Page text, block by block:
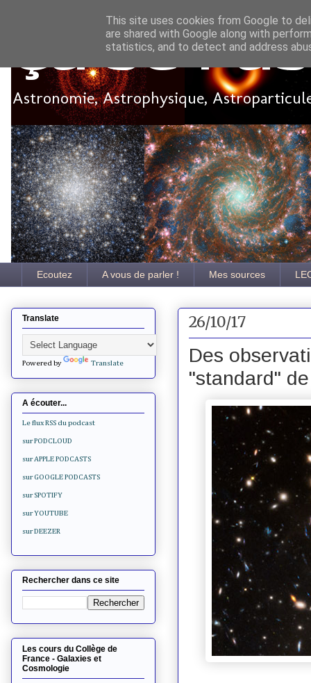
Ça se
Astronomie, Astrophysique,
Ecoutez A vous de parler ! Mes sources
26/10/17
Des
"standard"
Translate
Powered by Translate
A écouter...
Le flux RSS du podcast
sur PODCLOUD
sur APPLE PODCASTS
sur GOOGLE PODCASTS
sur SPOTIFY
sur YOUTUBE
sur DEEZER
Rechercher dans ce site
Les cours du Collège de
France - Galaxies et
Cosmologie
This site uses cookies from Google to
are shared with Google along with
statistics, and to detect and address